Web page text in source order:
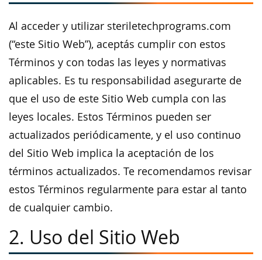
Al acceder y utilizar steriletechprograms.com
(“este Sitio Web”), aceptás cumplir con estos
Términos y con todas las leyes y normativas
aplicables. Es tu responsabilidad asegurarte de
que el uso de este Sitio Web cumpla con las
leyes locales. Estos Términos pueden ser
actualizados periódicamente, y el uso continuo
del Sitio Web implica la aceptación de los
términos actualizados. Te recomendamos revisar
estos Términos regularmente para estar al tanto
de cualquier cambio.
2. Uso del Sitio Web